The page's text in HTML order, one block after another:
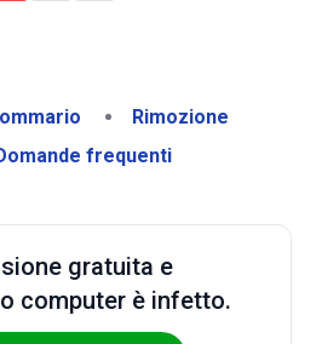
Rimozione
frequenti
gratuita e
computer è infetto.